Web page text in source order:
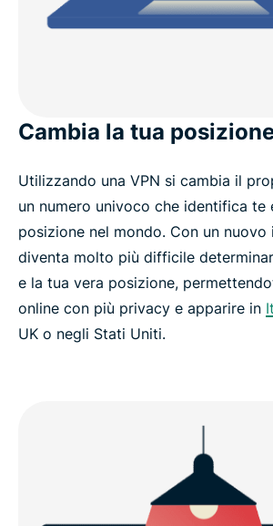
Cambia la tua
Utilizzando una VPN si cambia il
un numero univoco che identifica te
posizione nel mondo. Con un nuovo
diventa molto più difficile
e la tua vera posizione,
online con più privacy e apparire in
UK o negli Stati Uniti.